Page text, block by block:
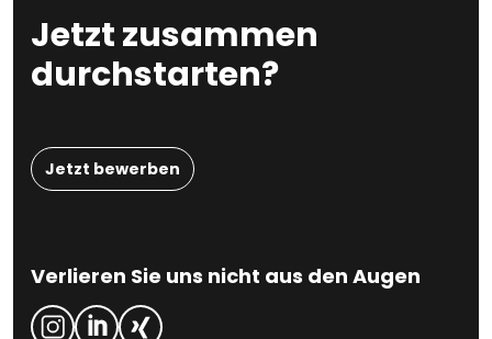
Jetzt zusammen
durchstarten?
Jetzt bewerben
Verlieren Sie uns nicht aus den Augen